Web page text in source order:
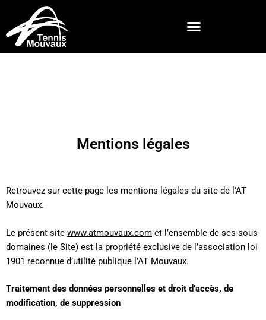
Mentions légales
Retrouvez sur cette page les mentions légales du site de l’AT
Mouvaux.
Le présent site www.atmouvaux.com et l’ensemble de ses sous-
domaines (le Site) est la propriété exclusive de l’association loi
1901 reconnue d’utilité publique l’AT Mouvaux.
Traitement des données personnelles et droit d’accès, de
modification, de suppression